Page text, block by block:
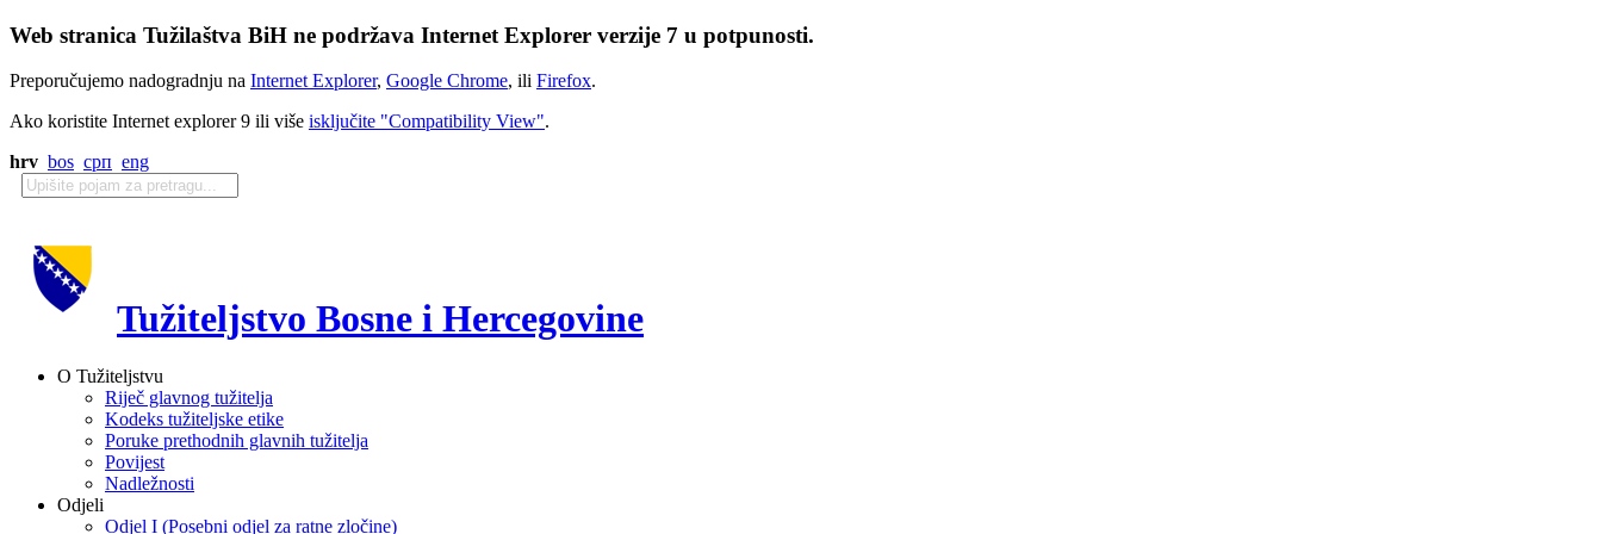
Web stranica Tužilaštva BiH ne podržava Internet Explorer verzije 7 u potpunosti.
Preporučujemo nadogradnju na Internet Explorer, Google Chrome, ili Firefox.
Ako koristite Internet explorer 9 ili više isključite "Compatibility View".
hrv bos срп eng
Tužiteljstvo Bosne i Hercegovine
O Tužiteljstvu
Riječ glavnog tužitelja
Kodeks tužiteljske etike
Poruke prethodnih glavnih tužitelja
Povijest
Nadležnosti
Odjeli
Odjel I (Posebni odjel za ratne zločine)